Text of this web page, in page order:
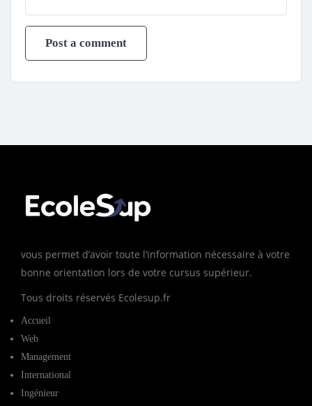
vous permet d’avoir toute l’information nécessaire à votre
bonne orientation lors de votre cursus supérieur.
Tous droits réservés Ecolesup.fr
Accueil
Web
Management
International
Ingénieur